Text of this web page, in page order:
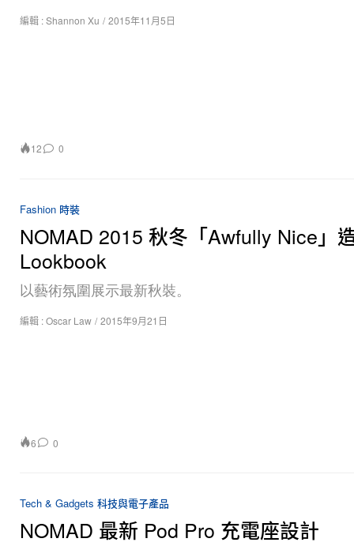
編輯 :Shannon Xu / 2015年11月5日
12 0
Fashion 時裝
NOMAD 2015 秋冬「Awfully Nice」
Lookbook
以藝術氛圍展示最新秋裝。
編輯 :Oscar Law / 2015年9月21日
6 0
Tech & Gadgets 科技與電子產品
NOMAD 最新 Pod Pro 充電座設計